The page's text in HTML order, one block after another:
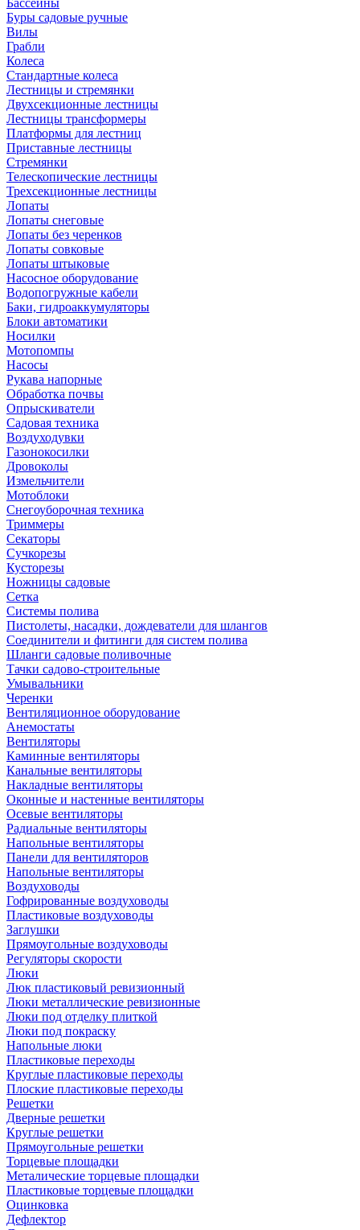
Бассейны
Буры садовые ручные
Вилы
Грабли
Колеса
Стандартные колеса
Лестницы и стремянки
Двухсекционные лестницы
Лестницы трансформеры
Платформы для лестниц
Приставные лестницы
Стремянки
Телескопические лестницы
Трехсекционные лестницы
Лопаты
Лопаты снеговые
Лопаты без черенков
Лопаты совковые
Лопаты штыковые
Насосное оборудование
Водопогружные кабели
Баки, гидроаккумуляторы
Блоки автоматики
Носилки
Мотопомпы
Насосы
Рукава напорные
Обработка почвы
Опрыскиватели
Садовая техника
Воздуходувки
Газонокосилки
Дровоколы
Измельчители
Мотоблоки
Снегоуборочная техника
Триммеры
Секаторы
Сучкорезы
Кусторезы
Ножницы садовые
Сетка
Системы полива
Пистолеты, насадки, дождеватели для шлангов
Соединители и фитинги для систем полива
Шланги садовые поливочные
Тачки садово-строительные
Умывальники
Черенки
Вентиляционное оборудование
Анемостаты
Вентиляторы
Каминные вентиляторы
Канальные вентиляторы
Накладные вентиляторы
Оконные и настенные вентиляторы
Осевые вентиляторы
Радиальные вентиляторы
Напольные вентиляторы
Панели для вентиляторов
Напольные вентиляторы
Воздуховоды
Гофрированные воздуховоды
Пластиковые воздуховоды
Заглушки
Прямоугольные воздуховоды
Регуляторы скорости
Люки
Люк пластиковый ревизионный
Люки металлические ревизионные
Люки под отделку плиткой
Люки под покраску
Напольные люки
Пластиковые переходы
Круглые пластиковые переходы
Плоские пластиковые переходы
Решетки
Дверные решетки
Круглые решетки
Прямоугольные решетки
Торцевые площадки
Металические торцевые площадки
Пластиковые торцевые площадки
Оцинковка
Дефлектор